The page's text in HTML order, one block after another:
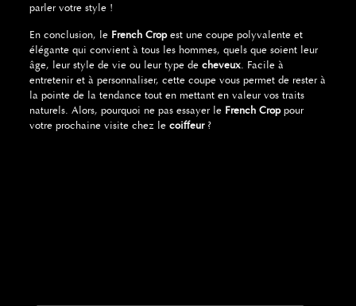
parler votre style !
En conclusion, le French Cropest une coupe polyvalente et
élégante qui convient à tous les hommes, quels que soient leur
âge, leur style de vie ou leur type de cheveux. Facile à
entretenir et à personnaliser, cette coupe vous permet de rester à
la pointe de la tendance tout en mettant en valeur vos traits
naturels. Alors, pourquoi ne pas essayer le French Croppour
votre prochaine visite chez le coiffeur?